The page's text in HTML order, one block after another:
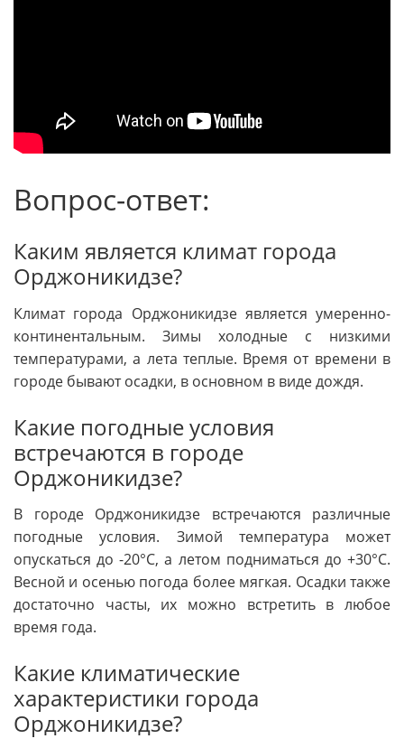
Вопрос-ответ:
Каким является климат города
Орджоникидзе?
Климат города Орджоникидзе является умеренно-
континентальным. Зимы холодные с низкими
температурами, а лета теплые. Время от времени в
городе бывают осадки, в основном в виде дождя.
Какие погодные условия
встречаются в городе
Орджоникидзе?
В городе Орджоникидзе встречаются различные
погодные условия. Зимой температура может
опускаться до -20°С, а летом подниматься до +30°С.
Весной и осенью погода более мягкая. Осадки также
достаточно часты, их можно встретить в любое
время года.
Какие климатические
характеристики города
Орджоникидзе?